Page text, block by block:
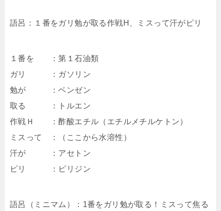
語呂：１番をガリ勉が取る作戦H、ミスって汗がピリ
１番を ：第１石油類
ガリ ：ガソリン
勉が ：ベンゼン
取る ：トルエン
作戦Ｈ ：酢酸エチル（エチルメチルケトン）
ミスって ：（ここから水溶性）
汗が ：アセトン
ピリ ：ピリジン
語呂（ミニマム）：1番をガリ勉が取る！ミスって焦る